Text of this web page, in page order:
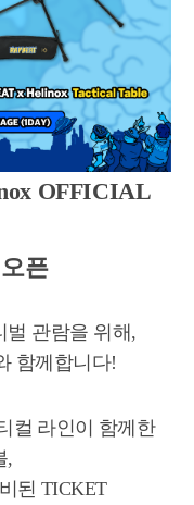
OFFICIAL
픈
벌 관람을 위해,
함께합니다!
컬 라인이 함께한
,
된 TICKET